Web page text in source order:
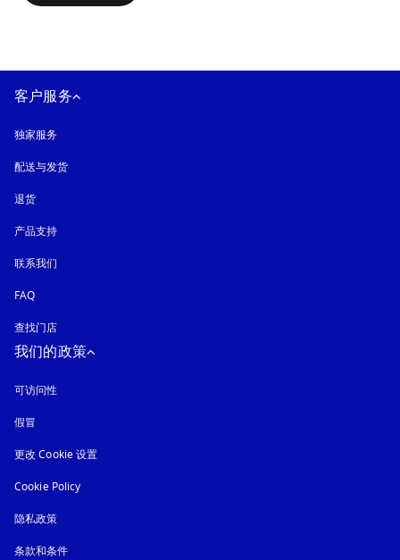
客户服务
独家服务
配送与发货
退货
产品支持
联系我们
FAQ
查找门店
我们的政策
可访问性
假冒
更改 Cookie 设置
Cookie Policy
隐私政策
条款和条件